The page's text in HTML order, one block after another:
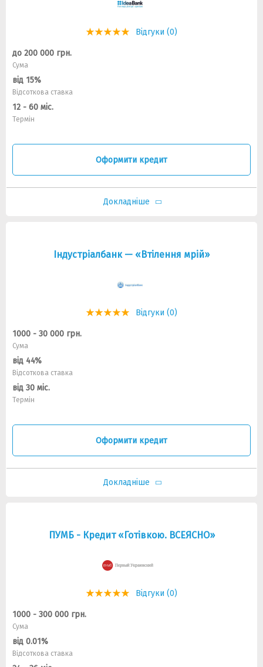
Відгуки (0)
до 200 000 грн.
Сума
від 15%
Відсоткова ставка
12 - 60 міс.
Термін
Оформити кредит
Докладніше
Індустріалбанк — «Втілення мрій»
Відгуки (0)
1000 - 30 000 грн.
Сума
від 44%
Відсоткова ставка
від 30 міс.
Термін
Оформити кредит
Докладніше
ПУМБ - Кредит «Готівкою. ВСЕЯСНО»
Відгуки (0)
1000 - 300 000 грн.
Сума
від 0.01%
Відсоткова ставка